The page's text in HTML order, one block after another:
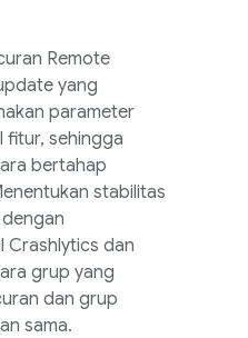
Remote
yang
parameter
fitur, sehingga
bertahap
stabilitas
Crashlytics dan
grup yang
dan grup
sama.